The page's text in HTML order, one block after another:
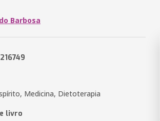
Barbosa
Medicina, Dietoterapia
livro